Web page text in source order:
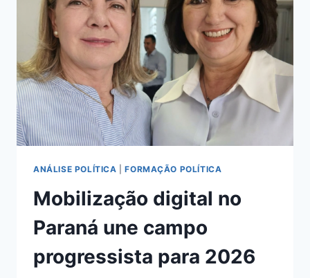
COM
ITAIPU
ANÁLISE POLÍTICA |FORMAÇÃO POLÍTICA
Mobilização digital no
Paraná une campo
progressista para 2026